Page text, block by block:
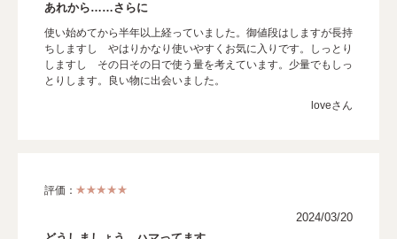
あれから……さらに
使い始めてから半年以上経っていました。御値段はしますが長持
ちしますし やはりかなり使いやすくお気に入りです。しっとり
しますし その日その日で使う量を考えています。少量でもしっ
とりします。良い物に出会いました。
loveさん
評価：
2024/03/20